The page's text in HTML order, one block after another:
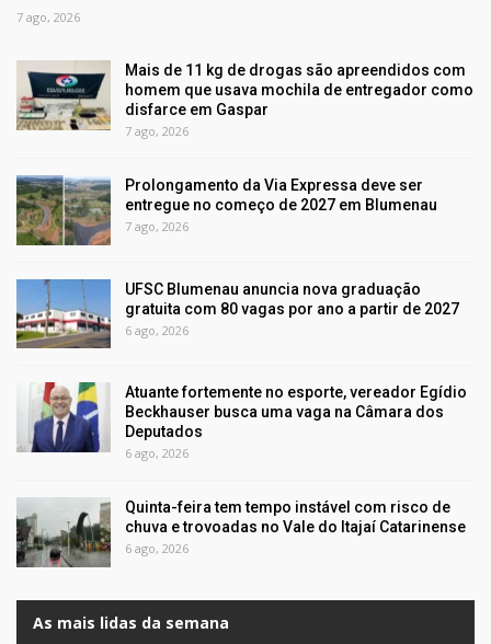
7 ago, 2026
Mais de 11 kg de drogas são apreendidos com
homem que usava mochila de entregador como
disfarce em Gaspar
7 ago, 2026
Prolongamento da Via Expressa deve ser
entregue no começo de 2027 em Blumenau
7 ago, 2026
UFSC Blumenau anuncia nova graduação
gratuita com 80 vagas por ano a partir de 2027
6 ago, 2026
Atuante fortemente no esporte, vereador Egídio
Beckhauser busca uma vaga na Câmara dos
Deputados
6 ago, 2026
Quinta-feira tem tempo instável com risco de
chuva e trovoadas no Vale do Itajaí Catarinense
6 ago, 2026
As mais lidas da semana